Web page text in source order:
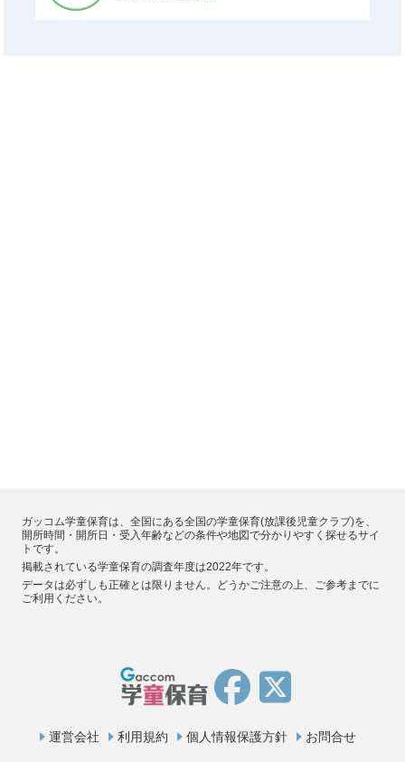
ガッコム学童保育は、全国にある全国の学童保育(放課後児童クラブ)を、
開所時間・開所日・受入年齢などの条件や地図で分かりやすく探せるサイ
トです。
掲載されている学童保育の調査年度は2022年です。
データは必ずしも正確とは限りません。どうかご注意の上、ご参考までに
ご利用ください。
運営会社 利用規約 個人情報保護方針 お問合せ